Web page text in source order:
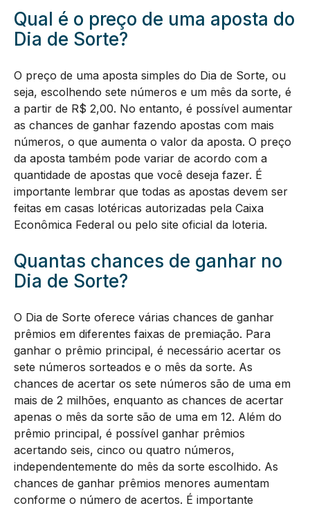
Qual é o preço de uma aposta do
Dia de Sorte?
O preço de uma aposta simples do Dia de Sorte, ou
seja, escolhendo sete números e um mês da sorte, é
a partir de R$ 2,00. No entanto, é possível aumentar
as chances de ganhar fazendo apostas com mais
números, o que aumenta o valor da aposta. O preço
da aposta também pode variar de acordo com a
quantidade de apostas que você deseja fazer. É
importante lembrar que todas as apostas devem ser
feitas em casas lotéricas autorizadas pela Caixa
Econômica Federal ou pelo site oficial da loteria.
Quantas chances de ganhar no
Dia de Sorte?
O Dia de Sorte oferece várias chances de ganhar
prêmios em diferentes faixas de premiação. Para
ganhar o prêmio principal, é necessário acertar os
sete números sorteados e o mês da sorte. As
chances de acertar os sete números são de uma em
mais de 2 milhões, enquanto as chances de acertar
apenas o mês da sorte são de uma em 12. Além do
prêmio principal, é possível ganhar prêmios
acertando seis, cinco ou quatro números,
independentemente do mês da sorte escolhido. As
chances de ganhar prêmios menores aumentam
conforme o número de acertos. É importante